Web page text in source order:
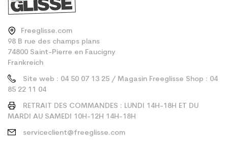
Freeglisse.com
98 B rue des champs plans
74800 Saint-Pierre en Faucigny
Frankreich
Site web : 04 50 07 13 25 / Magasin Freeglisse Shop : 04
85 22 11 04
RETRAIT DES COMMANDES : LUNDI 14H-18H ET DU
MARDI AU SAMEDI 10H-12H 14H-18H
serviceclient@freeglisse.com